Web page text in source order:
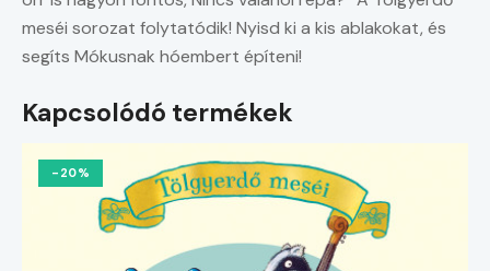
meséi sorozat folytatódik! Nyisd ki a kis ablakokat, és
segíts Mókusnak hóembert építeni!
Kapcsolódó termékek
-20%